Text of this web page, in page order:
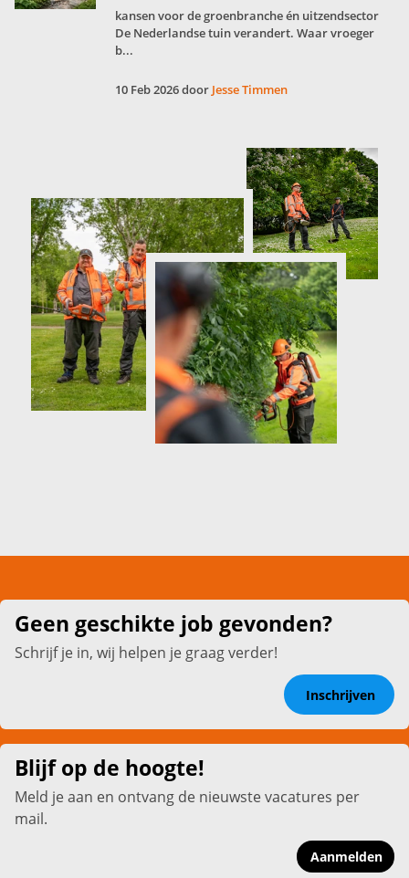
kansen voor de groenbranche én uitzendsector
De Nederlandse tuin verandert. Waar vroeger
b...
10 Feb 2026 door Jesse Timmen
Geen geschikte job gevonden?
Schrijf je in, wij helpen je graag verder!
Inschrijven
Blijf op de hoogte!
Meld je aan en ontvang de nieuwste vacatures per
mail.
Aanmelden